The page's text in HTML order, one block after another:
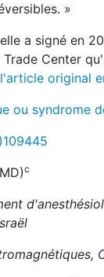
»
a signé en
Center
original
ou syndrome
)109445
c